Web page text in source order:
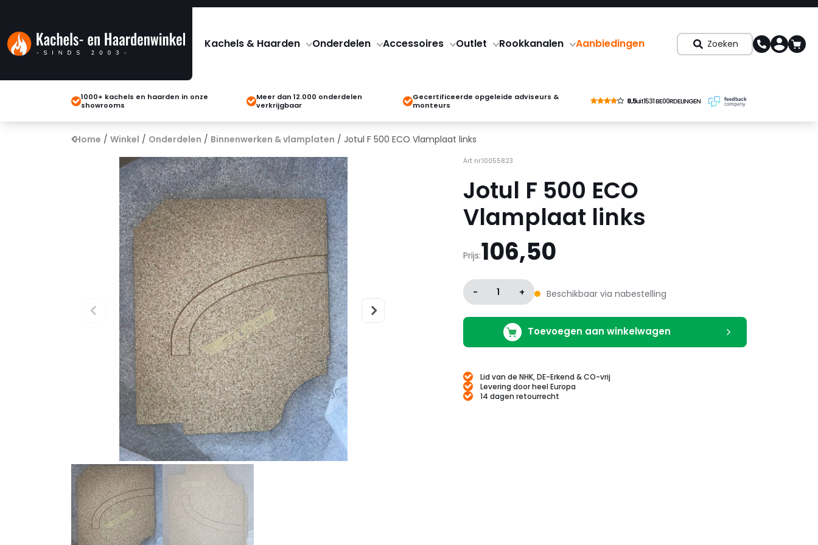
Kachels & Haarden Onderdelen Accessoires Outlet Rookkanalen Aanbiedingen Zoeken
1000+ kachels en haarden in onze
showrooms
Meer dan 12.000 onderdelen
verkrijgbaar
Gecertificeerde opgeleide adviseurs &
monteurs
8,5uit1531 BE00RDELINGEN
Home / Winkel / Onderdelen / Binnenwerken & vlamplaten / Jotul F 500 ECO Vlamplaat links
Art nr:10055823
Jotul F 500 ECO
Vlamplaat links
Prijs:106,50
- 1 + Beschikbaar via nabestelling
Toevoegen aan winkelwagen
Lid van de NHK, DE-Erkend & CO-vrij
Levering door heel Europa
14 dagen retourrecht